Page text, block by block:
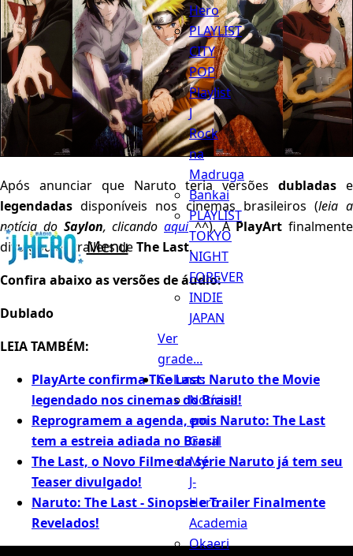
Menu
Hero
PLAYLIST
CITY
POP
Playlist
J
Rock
na
Madruga
Bankai
PLAYLIST
TOKYO
NIGHT
FOREVER
INDIE
JAPAN
Ver
grade...
Colunas
Notícias
em
Geral
My
J-
Hero
Academia
Okaeri
Após anunciar que Naruto teria versõesdubladas e
legendadas disponíveis nos cinemas brasileiros (leia a
notícia do Saylon, clicando aqui^^). APlayArt finalmente
divulgou os trailers deThe Last.
Confira abaixo as versões de áudio:
Dublado
LEIA TAMBÉM:
PlayArte confirma The Last: Naruto the Movie
legendado nos cinemas do Brasil!
Reprogramem a agenda, pois Naruto: The Last
tem a estreia adiada no Brasil
The Last, o Novo Filme da série Naruto já tem seu
Teaser divulgado!
Naruto: The Last - Sinopse e Trailer Finalmente
Revelados!